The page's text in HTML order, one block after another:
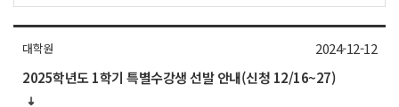
대학원
2025학년도 1학기 특별수강생 선발 안내(신청 12/16~27)
2024-12-12